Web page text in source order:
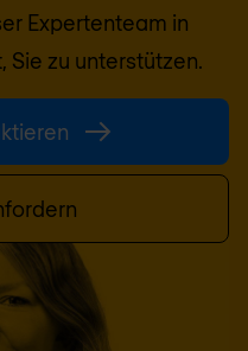
Expertenteam in
Sie zu unterstützen.